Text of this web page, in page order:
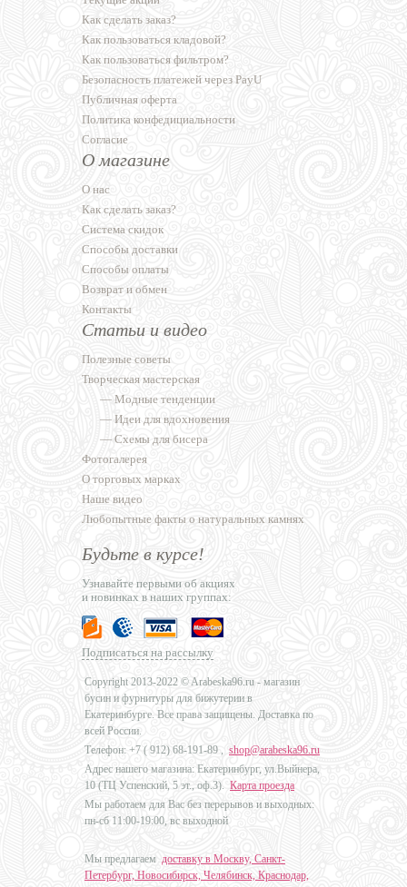
Как сделать заказ?
Как пользоваться кладовой?
Как пользоваться фильтром?
Безопасность платежей через PayU
Публичная оферта
Политика конфедициальности
Согласие
О магазине
О нас
Как сделать заказ?
Система скидок
Способы доставки
Способы оплаты
Возврат и обмен
Контакты
Статьи и видео
Полезные советы
Творческая мастерская
— Модные тенденции
— Идеи для вдохновения
— Схемы для бисера
Фотогалерея
О торговых марках
Наше видео
Любопытные факты о натуральных камнях
Будьте в курсе!
Узнавайте первыми об акциях
и новинках в наших группах:
Подписаться на рассылку
Copyright 2013-2022 © Arabeska96.ru - магазин
бусин и фурнитуры для бижутерии в
Екатеринбурге. Все права защищены. Доставка по
всей России.
Телефон: +7 ( 912) 68-191-89 , shop@arabeska96.ru
Адрес нашего магазина: Екатеринбург, ул.Выйнера,
10 (ТЦ Успенский, 5 эт., оф.3). Карта проезда
Мы работаем для Вас без перерывов и выходных:
пн-сб 11:00-19:00, вс выходной
Мы предлагаем доставку в Москву, Санкт-
Петербург, Новосибирск, Челябинск, Краснодар,